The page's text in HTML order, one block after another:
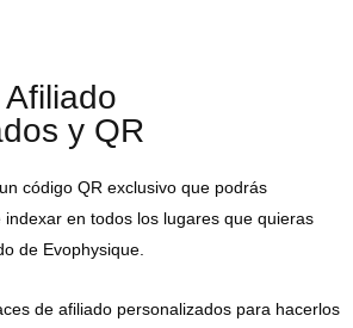
y QR
código QR exclusivo que podrás
en todos los lugares que quieras
de Evophysique.
de afiliado personalizados para hacerlos